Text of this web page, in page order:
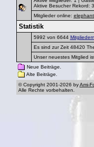
Aktive Besucher Rekord:
Mitglieder online:
Statistik
5992 von 6644 Mitgliedern
Es sind zur Zeit 48420
Unser neuestes Mitglied
Neue Beiträge.
Alte Beiträge.
© Copyright 2001-2026 byAmi-
Alle Rechte vorbehalten.